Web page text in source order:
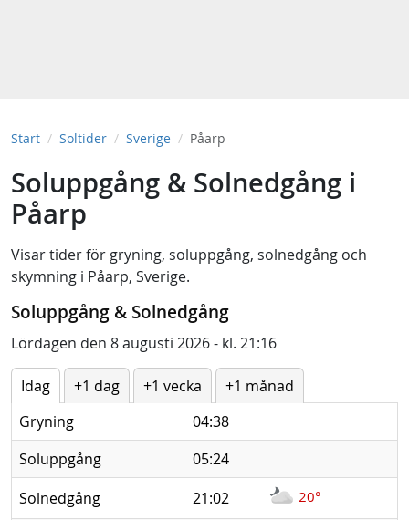
Start Soltider Sverige Påarp
Soluppgång & Solnedgång i
Påarp
Visar tider för gryning, soluppgång, solnedgång och
skymning i Påarp, Sverige.
Soluppgång & Solnedgång
Lördagen den 8 augusti 2026 - kl. 21:16
Idag +1 dag +1 vecka
+1 månad
Gryning
04:38
Soluppgång
05:24
Solnedgång
21:02 20°